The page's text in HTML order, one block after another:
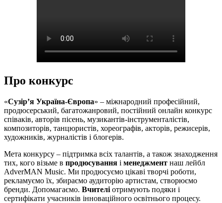
Про конкурс
«Сузір’я Україна-Європа» – міжнародний професійний,
продюсерський, багатожанровий, постійний онлайн конкурс
співаків, авторів пісень, музикантів-інструменталістів,
композиторів, танцюристів, хореографів, акторів, режисерів,
художників, журналістів і блогерів.
Мета конкурсу – підтримка всіх талантів, а також знаходження
тих, кого візьме в продюсування і менеджмент наш лейбл
AdverMAN Music. Ми продюсуємо цікаві творчі роботи,
рекламуємо їх, збираємо аудиторію артистам, створюємо
бренди. Допомагаємо. Вчителі отримують подяки і
сертифікати учасників інноваційного освітнього процесу.